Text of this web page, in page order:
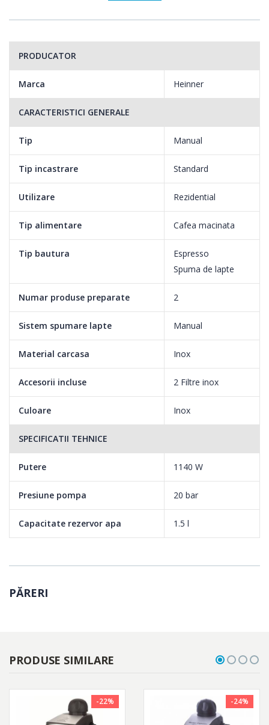
PRODUCATOR
Marca Heinner
CARACTERISTICI GENERALE
Tip Manual
Tip incastrare Standard
Utilizare Rezidential
Tip alimentare Cafea macinata
Tip bautura
Espresso
Spuma de lapte
Numar produse preparate 2
Sistem spumare lapte Manual
Material carcasa Inox
Accesorii incluse 2 Filtre inox
Culoare Inox
SPECIFICATII TEHNICE
Putere 1140 W
Presiune pompa 20 bar
Capacitate rezervor apa 1.5 l
PĂRERI
PRODUSE SIMILARE
-22% -24%